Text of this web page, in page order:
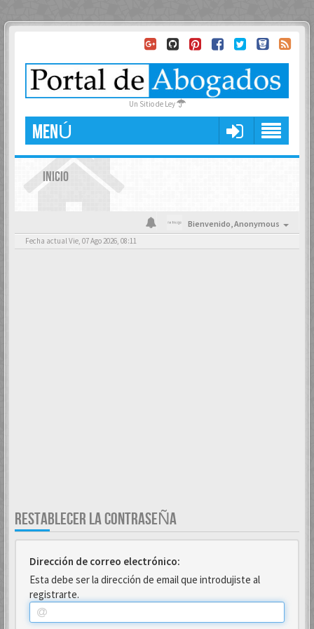
Un Sitio de Ley
MENÚ
INICIO
Bienvenido,Anonymous
Fecha actual Vie, 07 Ago 2026, 08:11
RESTABLECER LA CONTRASEÑA
Dirección de correo electrónico:
Esta debe ser la dirección de email que introdujiste al
registrarte.